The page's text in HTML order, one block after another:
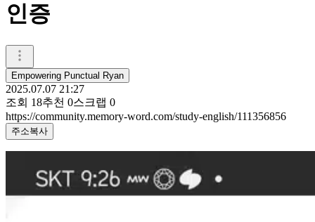
인증
Empowering Punctual Ryan
2025.07.07 21:27
조회 18추천 0스크랩 0
https://community.memory-word.com/study-english/111356856
주소복사